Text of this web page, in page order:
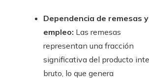
Dependencia de remesas y
empleo: Las remesas
representan una fracción
significativa del producto
bruto, lo que genera